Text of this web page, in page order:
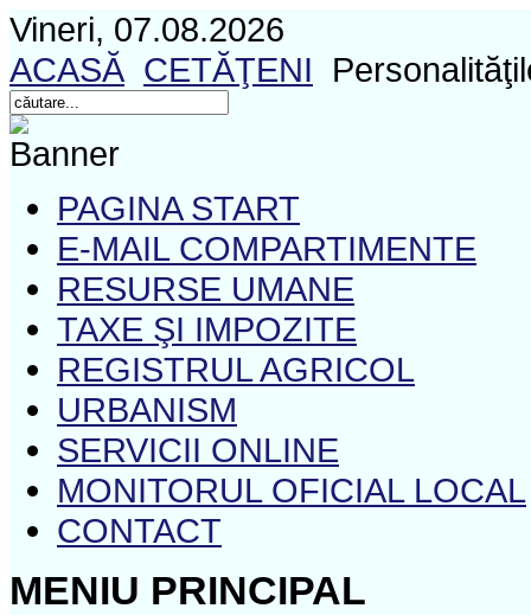
Vineri, 07.08.2026
ACASĂ CETĂŢENI
PAGINA START
E-MAIL COMPARTIMENTE
RESURSE UMANE
TAXE ŞI IMPOZITE
REGISTRUL AGRICOL
URBANISM
SERVICII ONLINE
MONITORUL OFICIAL LOCAL
CONTACT
MENIU PRINCIPAL